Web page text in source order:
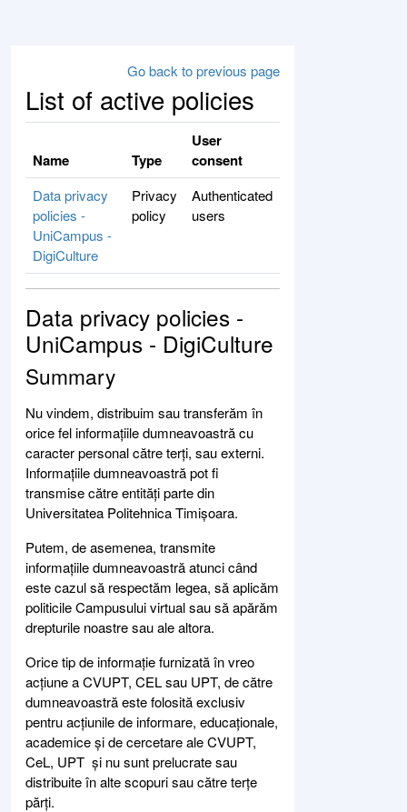
Go back to previous page
List of active policies
Name Type
User
consent
Data privacy
policies -
UniCampus -
DigiCulture
Privacy
policy
Authenticated
users
Data privacy policies -
UniCampus - DigiCulture
Summary
Nu vindem, distribuim sau transferăm în
orice fel informațiile dumneavoastră cu
caracter personal către terți, sau externi.
Informațiile dumneavoastră pot fi
transmise către entități parte din
Universitatea Politehnica Timișoara.
Putem, de asemenea, transmite
informațiile dumneavoastră atunci când
este cazul să respectăm legea, să aplicăm
politicile Campusului virtual sau să apărăm
drepturile noastre sau ale altora.
Orice tip de informație furnizată în vreo
acțiune a CVUPT, CEL sau UPT, de către
dumneavoastră este folosită exclusiv
pentru acțiunile de informare, educaționale,
academice și de cercetare ale CVUPT,
CeL, UPT și nu sunt prelucrate sau
distribuite în alte scopuri sau către terțe
părți.